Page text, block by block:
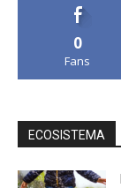
0
Fans
ECOSISTEMA